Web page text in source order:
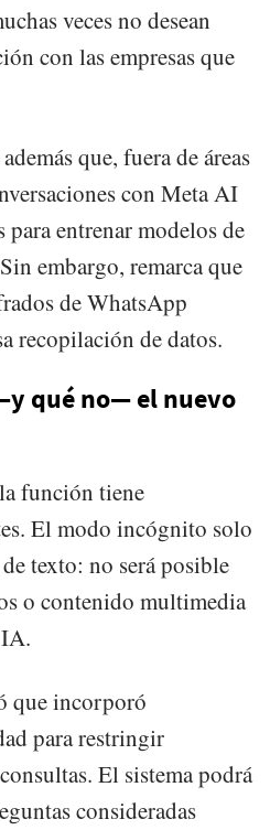
veces no desean
con las empresas que
que, fuera de áreas
con Meta AI
entrenar modelos de
embargo, remarca que
de WhatsApp
recopilación de datos.
qué no— el nuevo
función tiene
El modo incógnito solo
texto: no será posible
o contenido multimedia
que incorporó
para restringir
El sistema podrá
consideradas